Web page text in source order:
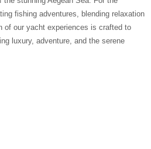
fishing adventures, blending relaxation
of our yacht experiences is crafted to
luxury, adventure, and the serene